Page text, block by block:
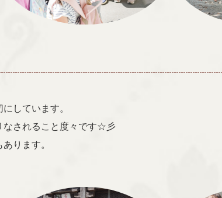
しています。
なされること度々です☆彡
ります。